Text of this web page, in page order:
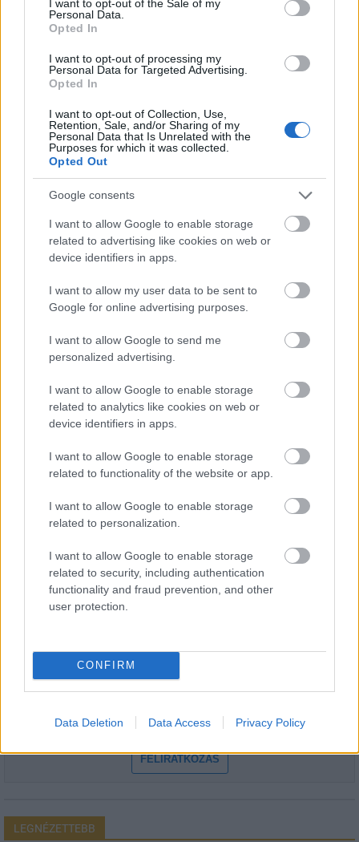
I want to opt-out of the Sale of my
Personal Data.
Opted In
I want to opt-out of processing my
Personal Data for Targeted Advertising.
Opted In
I want to opt-out of Collection, Use,
Retention, Sale, and/or Sharing of my
Personal Data that Is Unrelated with the
Purposes for which it was collected.
Opted Out
Google consents
I want to allow Google to enable storage
related to advertising like cookies on web or
device identifiers in apps.
I want to allow my user data to be sent to
Google for online advertising purposes.
I want to allow Google to send me
personalized advertising.
I want to allow Google to enable storage
related to analytics like cookies on web or
device identifiers in apps.
I want to allow Google to enable storage
related to functionality of the website or app.
I want to allow Google to enable storage
related to personalization.
I want to allow Google to enable storage
related to security, including authentication
functionality and fraud prevention, and other
user protection.
CONFIRM
Data Deletion Data Access Privacy Policy
Elkészült a Liszt Ferenc repülőtér közelében lévő
logisztikai bázis út- és közműhálózatának fejlesztése
Liszt Ferenc Nemzetközi Repülőtér közelében. A VGP Park
Budapest Aerozone területén megvalósult vízellátó, szenny- és
csapadékvíz-elvezető rendszerek, az út- és külső elektromos
hálózat kiépítés a legújabb, logisztikai csarnok kiszolgálását
szolgálja.
Egyetlen, fél évszázados vezetéken
múlt Bicske vízellátása
Épített öröksége megújításával is készül
évfordulójára
A tengerfenék alatt négy óriáskábellel
kötik össze Spanyolország és
hálózatát
Még több zöld, még több virág és új
játszótér Debrecen egyik legfontosabb
terén
HÍRLEVÉL
E-mail cím
szabályzatot!
FELIRATKOZÁS
LEGNÉZETTEBB